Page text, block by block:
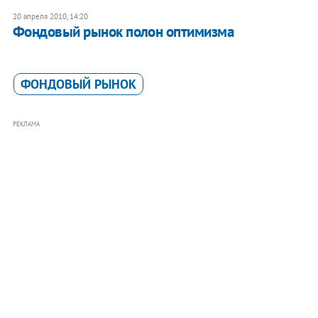
20 апреля 2010, 14:20
Фондовый рынок полон оптимизма
ФОНДОВЫЙ РЫНОК
РЕКЛАМА